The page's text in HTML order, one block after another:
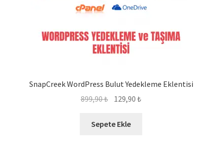
SnapCreek WordPress Bulut Yedekleme Eklentisi
899,90₺ Orijinal
899,90 ₺.
129,90₺Şu
Sepete Ekle